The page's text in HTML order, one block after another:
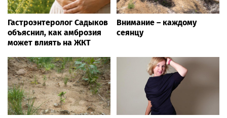
Гастроэнтеролог Садыков
объяснил, как амброзия
может влиять на ЖКТ
Внимание – каждому
сеянцу